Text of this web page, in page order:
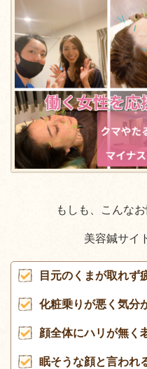
もしも、こんな
美容鍼サイ
目元のくまが取れず
化粧乗りが悪く気分
顔全体にハリが無く
眠そうな顔と言われ